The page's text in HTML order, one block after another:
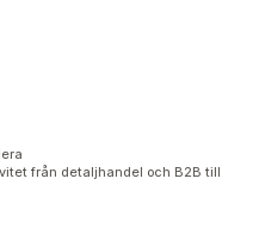
från detaljhandel och B2B till